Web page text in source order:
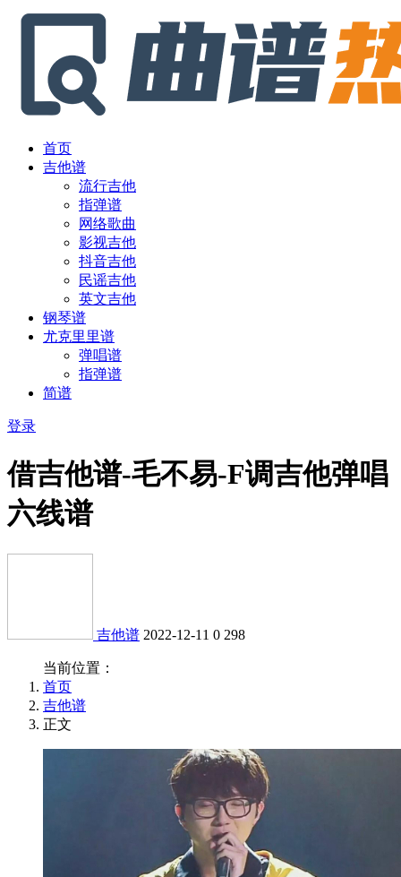
首页
吉他谱
流行吉他
指弹谱
网络歌曲
影视吉他
抖音吉他
民谣吉他
英文吉他
钢琴谱
尤克里里谱
弹唱谱
指弹谱
简谱
登录
借吉他谱-毛不易-F调吉他弹唱
六线谱
吉他谱 2022-12-11 0 298
当前位置：
首页
吉他谱
正文